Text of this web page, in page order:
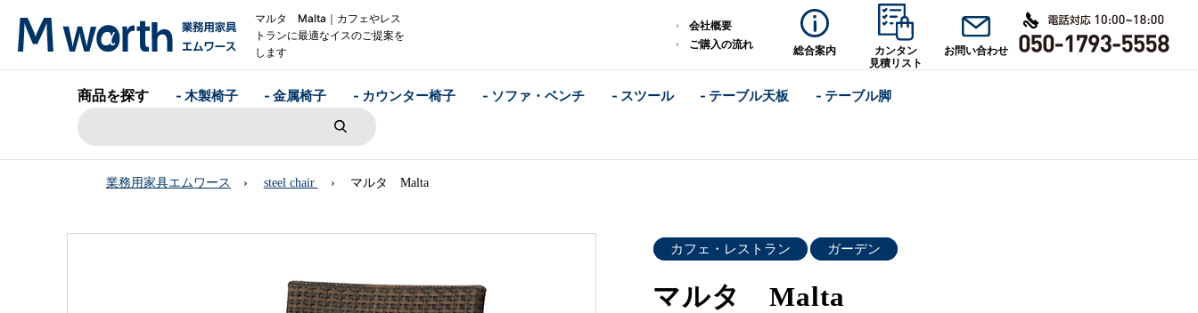
マルタ Malta｜カフェやレス
トランに最適なイスのご提案を
します
会社概要
ご購入の流れ
総合案内
カンタン
見積リスト
お問い合わせ
商品を探す - 木製椅子 - 金属椅子 - カウンター椅子 - ソファ・ベンチ - スツール - テーブル天板 - テーブル脚
業務用家具エムワース steel chair マルタ Malta
カフェ・レストラン ガーデン
マルタ Malta